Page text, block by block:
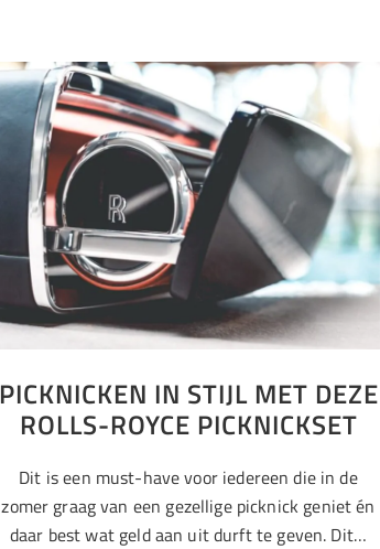
PICKNICKEN IN STIJL MET DEZE
ROLLS-ROYCE PICKNICKSET
Dit is een must-have voor iedereen die in de
zomer graag van een gezellige picknick geniet én
daar best wat geld aan uit durft te geven. Dit…